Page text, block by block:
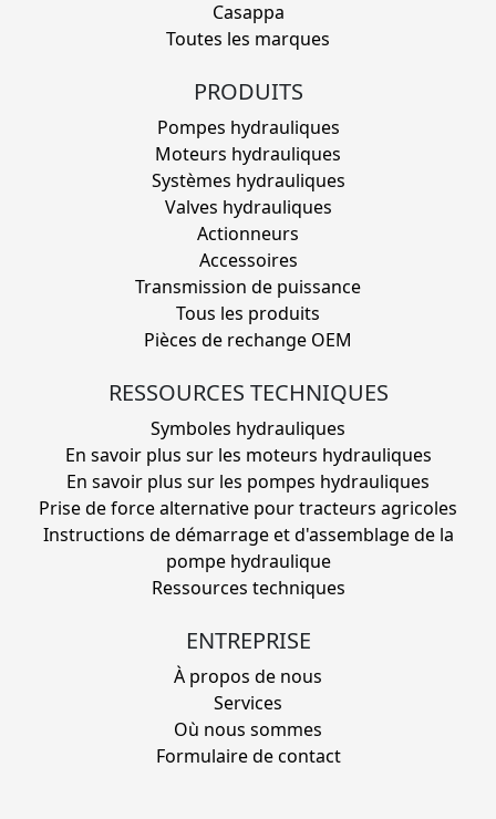
Casappa
Toutes les marques
PRODUITS
Pompes hydrauliques
Moteurs hydrauliques
Systèmes hydrauliques
Valves hydrauliques
Actionneurs
Accessoires
Transmission de puissance
Tous les produits
Pièces de rechange OEM
RESSOURCES TECHNIQUES
Symboles hydrauliques
En savoir plus sur les moteurs hydrauliques
En savoir plus sur les pompes hydrauliques
Prise de force alternative pour tracteurs agricoles
Instructions de démarrage et d'assemblage de la
pompe hydraulique
Ressources techniques
ENTREPRISE
À propos de nous
Services
Où nous sommes
Formulaire de contact